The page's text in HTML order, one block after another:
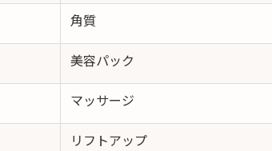
角質
美容パック
マッサージ
リフトアップ